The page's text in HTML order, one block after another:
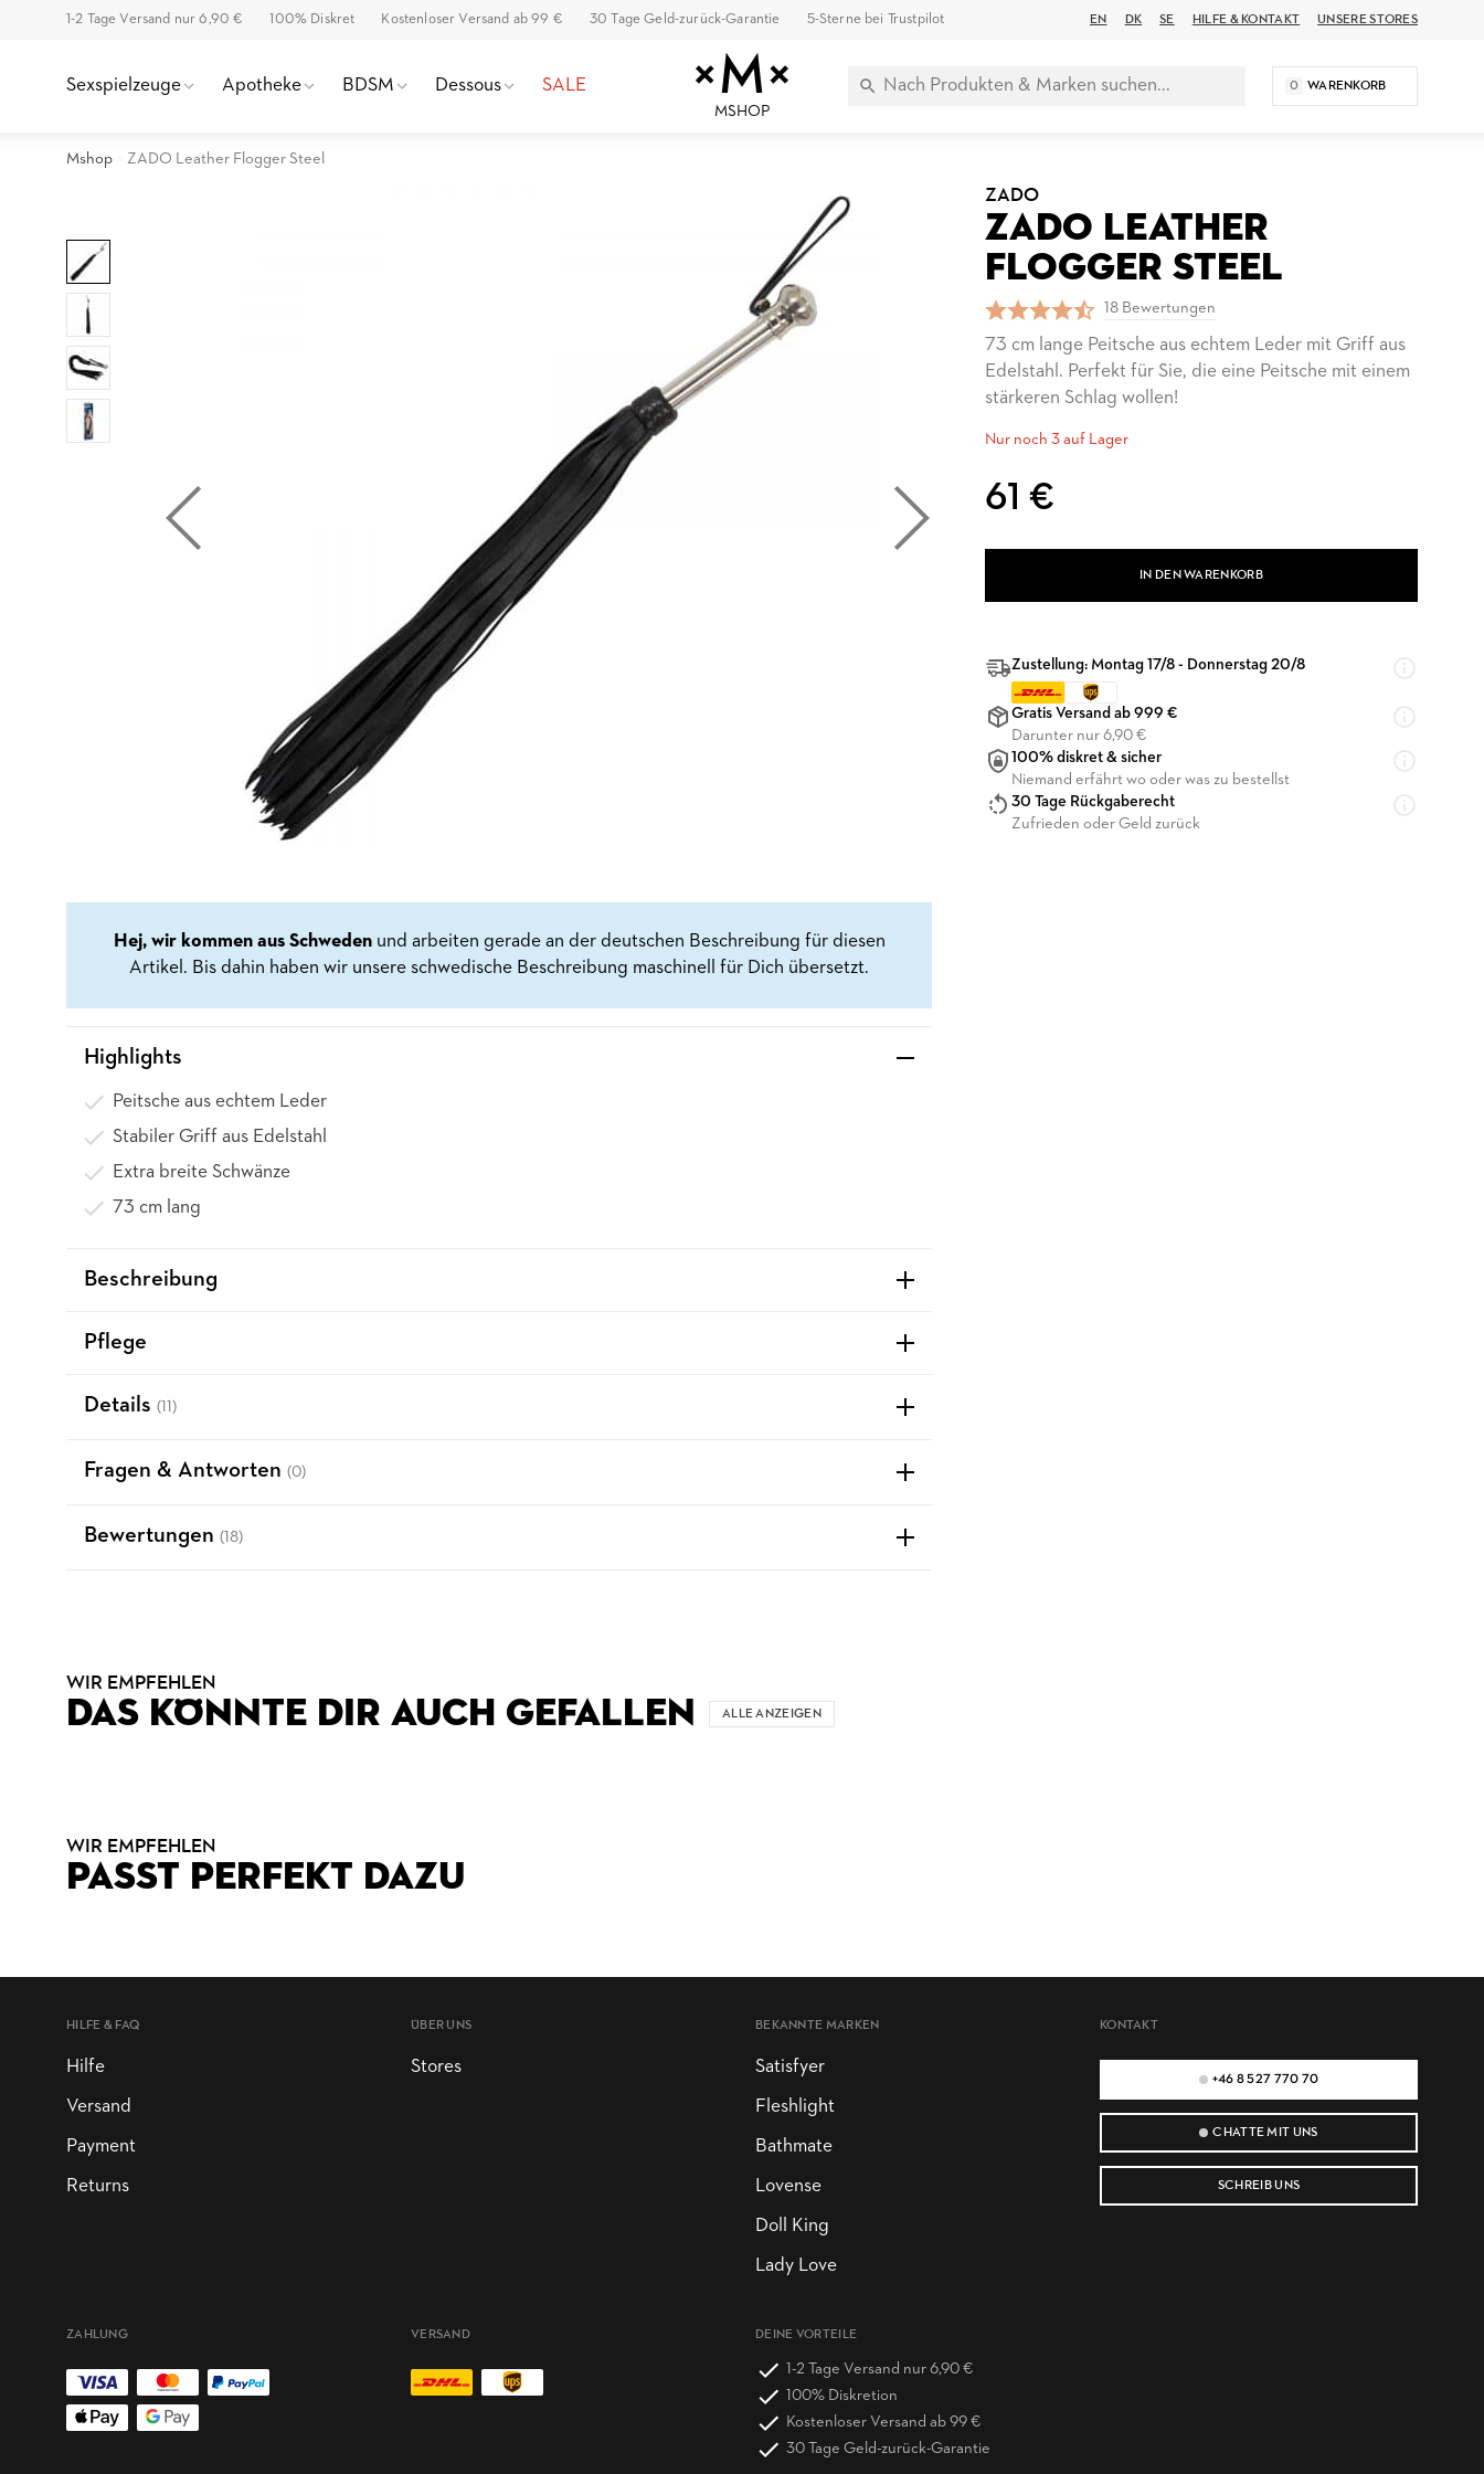
1-2 Tage Versand nur 6,90 € 100% Diskret Kostenloser Versand ab 99 € 30 Tage Geld-zurück-Garantie 5-Sterne bei Trustpilot EN DK SE HILFE & KONTAKT UNSERE STORES
Sexspielzeuge Apotheke BDSM Dessous SALE
MSHOP
0 WARENKORB
Mshop ZADO Leather Flogger Steel
ZADO
ZADO LEATHER
FLOGGER STEEL
18 Bewertungen
73 cm lange Peitsche aus echtem Leder mit Griff aus
Edelstahl. Perfekt für Sie, die eine Peitsche mit einem
stärkeren Schlag wollen!
Nur noch 3 auf Lager
61 €
IN DEN WARENKORB
Zustellung: Montag 17/8 - Donnerstag 20/8
Gratis Versand ab 999 €
Darunter nur 6,90 €
100% diskret & sicher
Niemand erfährt wo oder was zu bestellst
30 Tage Rückgaberecht
Zufrieden oder Geld zurück
Hej, wir kommen aus Schwedenund arbeiten gerade an der deutschen Beschreibung für diesen
Artikel. Bis dahin haben wir unsere schwedische Beschreibung maschinell für Dich übersetzt.
Highlights
Peitsche aus echtem Leder
Stabiler Griff aus Edelstahl
Extra breite Schwänze
73 cm lang
Beschreibung
Pflege
Details (11)
Fragen & Antworten (0)
Bewertungen (18)
WIR EMPFEHLEN
DAS KÖNNTE DIR AUCH GEFALLEN ALLE ANZEIGEN
WIR EMPFEHLEN
PASST PERFEKT DAZU
KONTAKT
+46 8 527 770 70
CHATTE MIT UNS
SCHREIB UNS
HILFE & FAQ
Hilfe
Versand
Payment
Returns
ÜBER UNS
Stores
BEKANNTE MARKEN
Satisfyer
Fleshlight
Bathmate
Lovense
Doll King
Lady Love
DEINE VORTEILE
1-2 Tage Versand nur 6,90 €
100% Diskretion
Kostenloser Versand ab 99 €
30 Tage Geld-zurück-Garantie
ZAHLUNG VERSAND